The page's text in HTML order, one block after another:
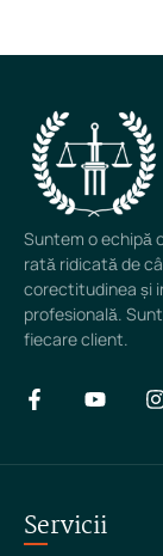
Suntem o echipă
rată ridicată de
corectitudinea și
profesională.
fiecare client.
Servicii